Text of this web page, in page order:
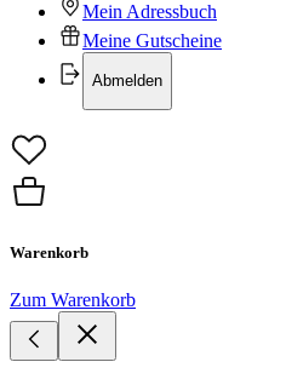
Mein Adressbuch
Meine Gutscheine
Abmelden
Warenkorb
Zum Warenkorb